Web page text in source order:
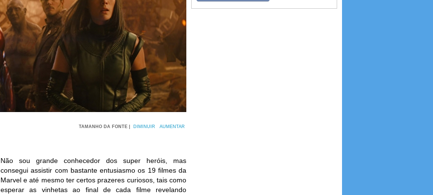
TAMANHO DA FONTE | DIMINUIR AUMENTAR
Não sou grande conhecedor dos super heróis, mas
consegui assistir com bastante entusiasmo os 19 filmes da
Marvel e até mesmo ter certos prazeres curiosos, tais como
esperar as vinhetas ao final de cada filme revelando